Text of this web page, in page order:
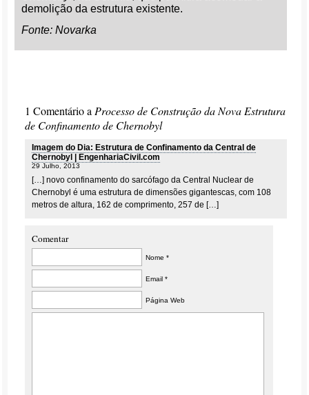
demolição da estrutura existente.
Fonte: Novarka
1 Comentário a Processo de Construção da Nova Estrutura
de Confinamento de Chernobyl
Imagem do Dia: Estrutura de Confinamento da Central de
Chernobyl | EngenhariaCivil.com
29 Julho, 2013
[…] novo confinamento do sarcófago da Central Nuclear de
Chernobyl é uma estrutura de dimensões gigantescas, com 108
metros de altura, 162 de comprimento, 257 de […]
Comentar
Nome *
Email *
Página Web